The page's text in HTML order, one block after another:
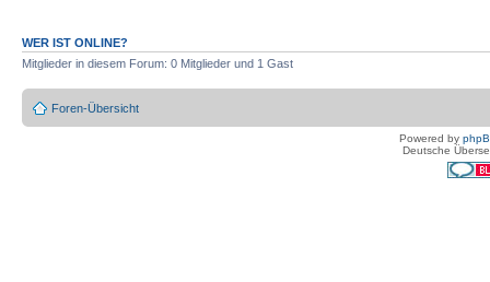
WER IST ONLINE?
Mitglieder in diesem Forum: 0 Mitglieder und 1 Gast
Foren-Übersicht
Powered by
Deutsche